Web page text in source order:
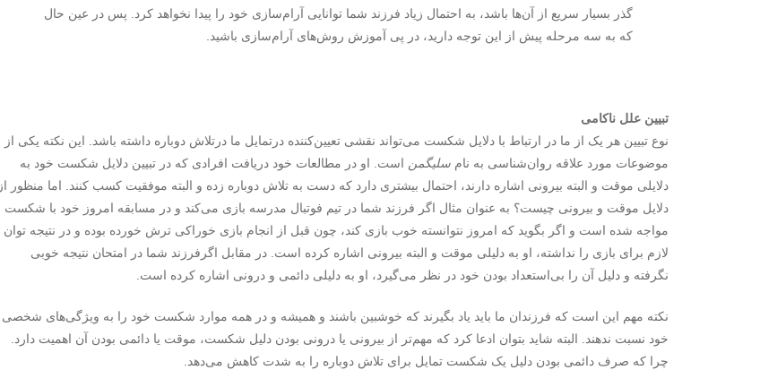
گذر بسیار سریع از آن‌ها باشد، به احتمال زیاد فرزند شما توانایی آرام‌سازی خود را پیدا نخواهد کرد. پس در عین حال
که به سه مرحله پیش از این توجه دارید، در پی آموزش روش‌های آرام­‌سازی باشید.
تبیین علل ناکامی
نوع تبیین هر یک از ما در ارتباط با دلایل شکست می‌تواند نقشی تعیین‌کننده درتمایل ما درتلاش دوباره داشته باشد. این نکته یکی از
موضوعات مورد علاقه روان‌شناسی به نام سلیگمن است. او در مطالعات خود دریافت افرادی که در تبیین دلایل شکست خود به
دلایلی موقت و البته بیرونی اشاره دارند، احتمال بیشتری دارد که دست به تلاش دوباره زده و البته موفقیت کسب کنند. اما منظور از
دلایل موقت و بیرونی چیست؟ به عنوان مثال اگر فرزند شما در تیم فوتبال مدرسه بازی می‌کند و در مسابقه امروز خود با شکست
مواجه شده است و اگر بگوید که امروز نتوانسته خوب بازی کند، چون قبل از انجام بازی خوراکی ترش خورده بوده و در نتیجه توان
لازم برای بازی را نداشته، او به دلیلی موقت و البته بیرونی اشاره کرده است. در مقابل اگرفرزند شما در امتحان نتیجه خوبی
نگرفته و دلیل آن را بی‌استعداد بودن خود در نظر می‌گیرد، او به دلیلی دائمی و درونی اشاره کرده است.
نکته‌ مهم این است که فرزندان ما باید یاد بگیرند که خوشبین باشند و همیشه و در همه‌ موارد شکست خود را به ویژگی‌های شخصی
خود نسبت ندهند. البته شاید بتوان ادعا کرد که مهم‌تر از بیرونی یا درونی بودن دلیل شکست، موقت یا دائمی بودن آن اهمیت دارد.
چرا که صرف دائمی بودن دلیل یک شکست تمایل برای تلاش دوباره را به شدت کاهش می‌دهد.